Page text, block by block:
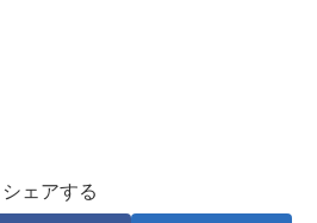
シェアする